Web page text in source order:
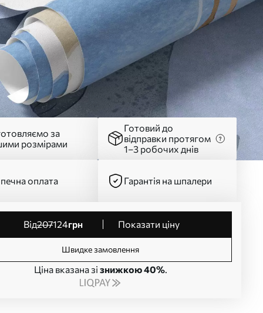
за
розмірами
Готовий до
відправки протягом
1–3 робочих днів
оплата Гарантія на шпалери
від207124грн Показати ціну
Швидке замовлення
Ціна вказана зі знижкою 40%.